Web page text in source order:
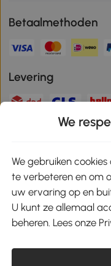
Betaalmethoden
Levering
Veilige betaling
Download de app
We
We gebruiken
te verbeteren en om
uw ervaring op en
U kunt ze allemaal
beheren. Lees onze